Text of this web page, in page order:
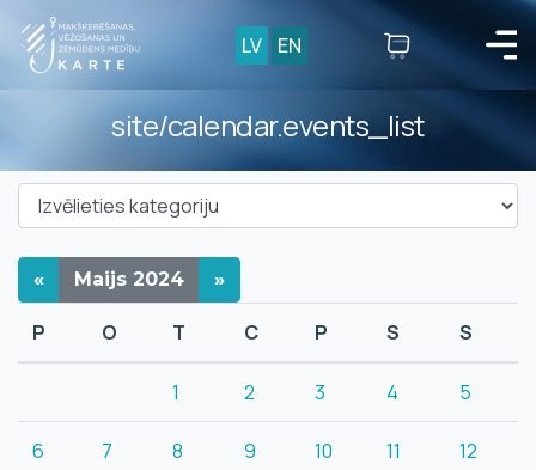
LV EN
site/calendar.events_list
« Maijs 2024 »
P O T C P S S
1 2 3 4 5
6 7 8 9 10 11 12